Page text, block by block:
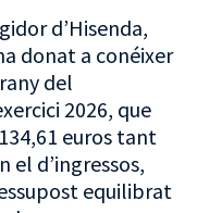
d’Hisenda,
donat a conéixer
del
2026, que
euros tant
el d’ingressos,
equilibrat